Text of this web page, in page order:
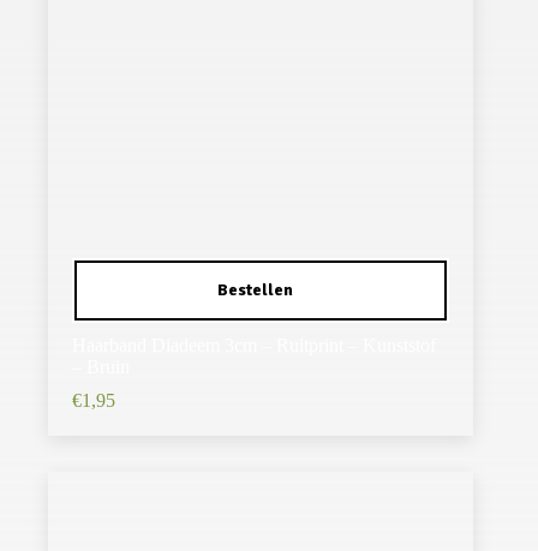
€1,95